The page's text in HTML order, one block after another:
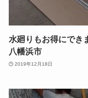
水廻りもお得にで
八幡浜市
2019年12月18日